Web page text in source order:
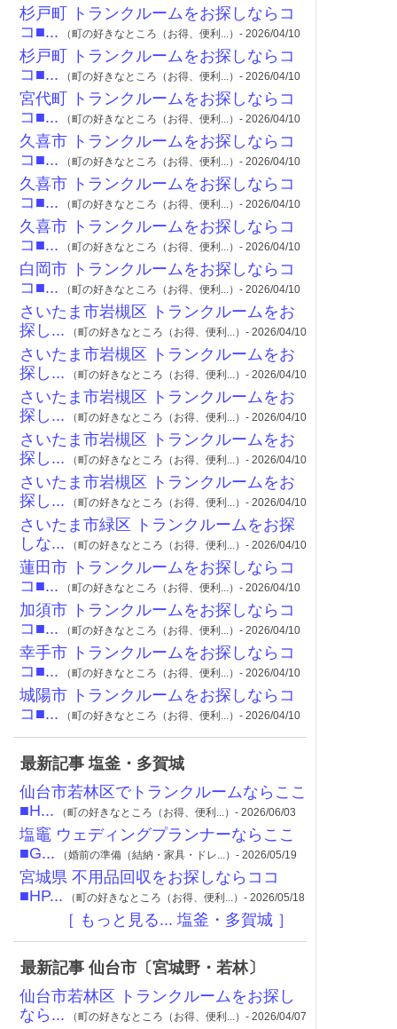
杉戸町 トランクルームをお探しならコ
コ■... （町の好きなところ（お得、便利...）- 2026/04/10
杉戸町 トランクルームをお探しならコ
コ■... （町の好きなところ（お得、便利...）- 2026/04/10
宮代町 トランクルームをお探しならコ
コ■... （町の好きなところ（お得、便利...）- 2026/04/10
久喜市 トランクルームをお探しならコ
コ■... （町の好きなところ（お得、便利...）- 2026/04/10
久喜市 トランクルームをお探しならコ
コ■... （町の好きなところ（お得、便利...）- 2026/04/10
久喜市 トランクルームをお探しならコ
コ■... （町の好きなところ（お得、便利...）- 2026/04/10
白岡市 トランクルームをお探しならコ
コ■... （町の好きなところ（お得、便利...）- 2026/04/10
さいたま市岩槻区 トランクルームをお
探し... （町の好きなところ（お得、便利...）- 2026/04/10
さいたま市岩槻区 トランクルームをお
探し... （町の好きなところ（お得、便利...）- 2026/04/10
さいたま市岩槻区 トランクルームをお
探し... （町の好きなところ（お得、便利...）- 2026/04/10
さいたま市岩槻区 トランクルームをお
探し... （町の好きなところ（お得、便利...）- 2026/04/10
さいたま市岩槻区 トランクルームをお
探し... （町の好きなところ（お得、便利...）- 2026/04/10
さいたま市緑区 トランクルームをお探
しな... （町の好きなところ（お得、便利...）- 2026/04/10
蓮田市 トランクルームをお探しならコ
コ■... （町の好きなところ（お得、便利...）- 2026/04/10
加須市 トランクルームをお探しならコ
コ■... （町の好きなところ（お得、便利...）- 2026/04/10
幸手市 トランクルームをお探しならコ
コ■... （町の好きなところ（お得、便利...）- 2026/04/10
城陽市 トランクルームをお探しならコ
コ■... （町の好きなところ（お得、便利...）- 2026/04/10
最新記事 塩釜・多賀城
仙台市若林区でトランクルームならここ
■H... （町の好きなところ（お得、便利...）- 2026/06/03
塩竈 ウェディングプランナーならここ
■G... （婚前の準備（結納・家具・ドレ...）- 2026/05/19
宮城県 不用品回収をお探しならココ
■HP... （町の好きなところ（お得、便利...）- 2026/05/18
［ もっと見る... 塩釜・多賀城 ］
最新記事 仙台市〔宮城野・若林〕
仙台市若林区 トランクルームをお探し
なら... （町の好きなところ（お得、便利...）- 2026/04/07